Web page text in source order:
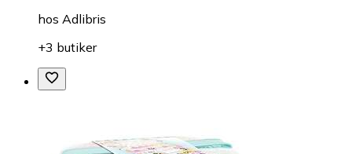
hos Adlibris
+3 butiker